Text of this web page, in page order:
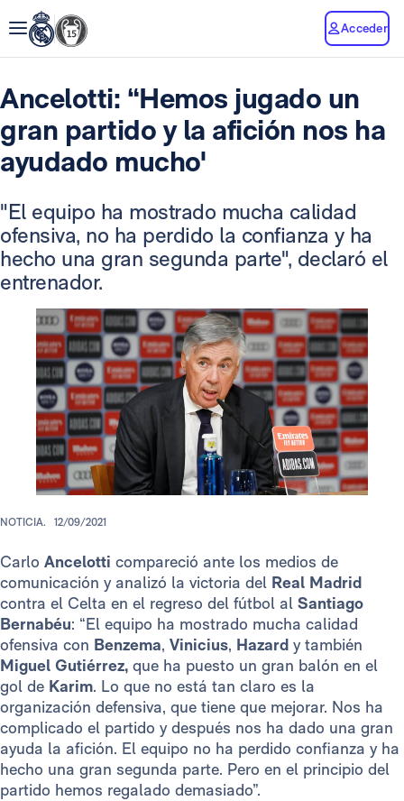
Acceder
Ancelotti: “Hemos jugado un
gran partido y la afición nos ha
ayudado mucho'
"El equipo ha mostrado mucha calidad
ofensiva, no ha perdido la confianza y ha
hecho una gran segunda parte", declaró el
entrenador.
NOTICIA. 12/09/2021
Carlo Ancelotti compareció ante los medios de
comunicación y analizó la victoria del Real Madrid
contra el Celta en el regreso del fútbol al Santiago
Bernabéu: “El equipo ha mostrado mucha calidad
ofensiva con Benzema, Vinicius, Hazard y también
Miguel Gutiérrez, que ha puesto un gran balón en el
gol de Karim. Lo que no está tan claro es la
organización defensiva, que tiene que mejorar. Nos ha
complicado el partido y después nos ha dado una gran
ayuda la afición. El equipo no ha perdido confianza y ha
hecho una gran segunda parte. Pero en el principio del
partido hemos regalado demasiado”.